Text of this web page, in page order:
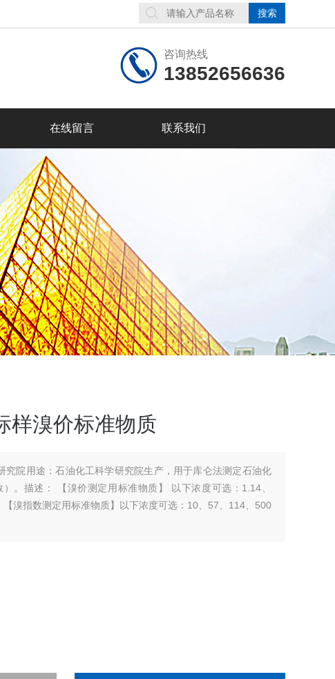
咨询热线
13852656636
在线留言 联系我们
样溴价标准物质
究院用途：石油化工科学研究院生产，用于库仑法测定石油化
以下浓度可选：1.14、
溴指数测定用标准物质】以下浓度可选：10、57、114、500